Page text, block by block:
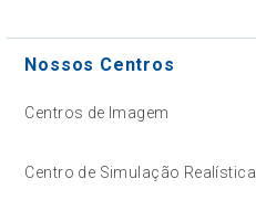
Nossos Centros
Centros de Imagem
Centro de Simulação Realística